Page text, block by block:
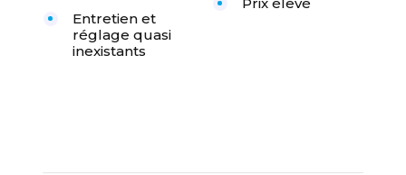
Entretien et
réglage quasi
inexistants